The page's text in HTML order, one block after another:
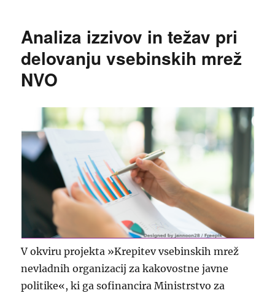
Analiza izzivov in težav pri
delovanju vsebinskih mrež
NVO
V okviru projekta »Krepitev vsebinskih mrež
nevladnih organizacij za kakovostne javne
politike«, ki ga sofinancira Ministrstvo za